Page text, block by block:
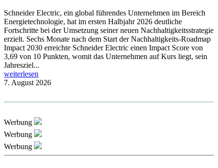
Schneider Electric, ein global führendes Unternehmen im Bereich
Energietechnologie, hat im ersten Halbjahr 2026 deutliche
Fortschritte bei der Umsetzung seiner neuen Nachhaltigkeitsstrategie
erzielt. Sechs Monate nach dem Start der Nachhaltigkeits-Roadmap
Impact 2030 erreichte Schneider Electric einen Impact Score von
3,69 von 10 Punkten, womit das Unternehmen auf Kurs liegt, sein
Jahresziel...
weiterlesen
7. August 2026
Werbung
Werbung
Werbung